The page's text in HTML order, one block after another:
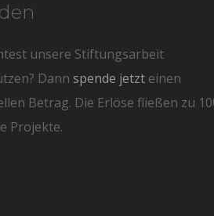
unsere Stiftungsarbeit
Dannspende jetzt einen
Betrag. Die Erlöse fließen zu
Projekte.